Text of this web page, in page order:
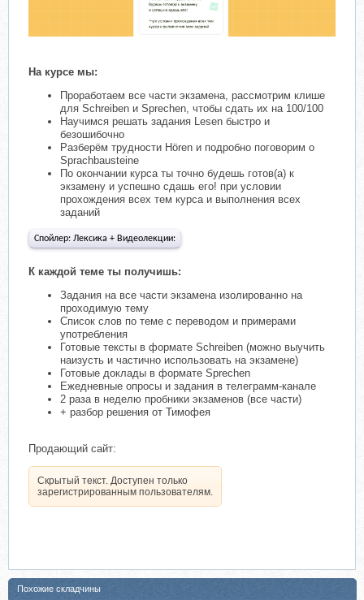
На курсе мы:
Проработаем все части экзамена, рассмотрим клише
для Schreiben и Sprechen, чтобы сдать их на 100/100
Научимся решать задания Lesen быстро и
безошибочно
Разберём трудности Hören и подробно поговорим о
Sprachbausteine
По окончании курса ты точно будешь готов(а) к
экзамену и успешно сдашь его! при условии
прохождения всех тем курса и выполнения всех
заданий
Спойлер: Лексика + Видеолекции:
К каждой теме ты получишь:
Задания на все части экзамена изолированно на
проходимую тему
Список слов по теме с переводом и примерами
употребления
Готовые тексты в формате Schreiben (можно выучить
наизусть и частично использовать на экзамене)
Готовые доклады в формате Sprechen
Ежедневные опросы и задания в телеграмм-канале
2 раза в неделю пробники экзаменов (все части)
+ разбор решения от Тимофея
Продающий сайт:
Скрытый текст. Доступен только
зарегистрированным пользователям.
Похожие складчины